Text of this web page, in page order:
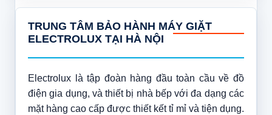
TRUNG TÂM BẢO HÀNH MÁY GIẶT
ELECTROLUX TẠI HÀ NỘI
Electrolux là tập đoàn hàng đầu toàn cầu về đồ
điện gia dụng, và thiết bị nhà bếp với đa dạng các
mặt hàng cao cấp được thiết kết tỉ mỉ và tiện dụng.